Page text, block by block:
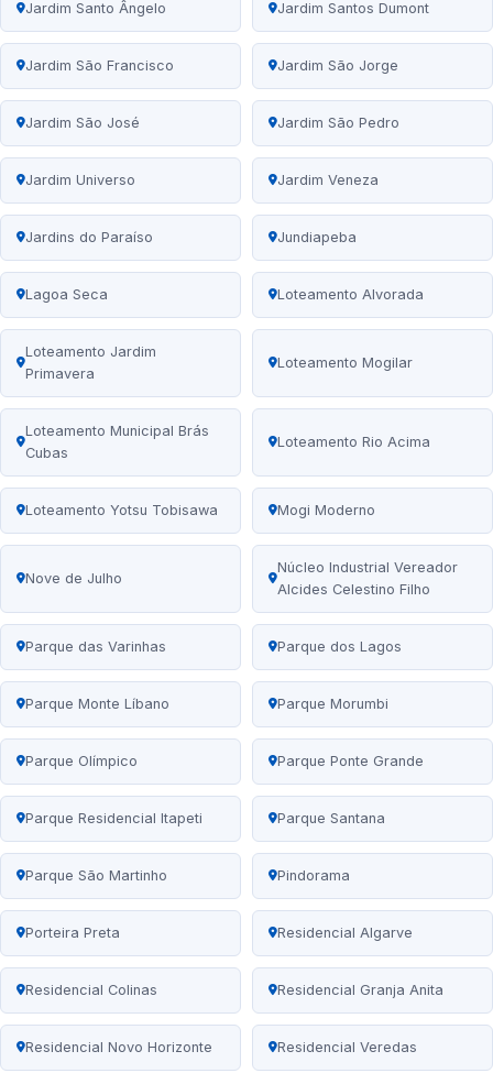
Jardim Santo Ângelo Jardim Santos Dumont
Jardim São Francisco Jardim São Jorge
Jardim São José Jardim São Pedro
Jardim Universo Jardim Veneza
Jardins do Paraíso Jundiapeba
Lagoa Seca Loteamento Alvorada
Loteamento Jardim
Primavera
Loteamento Mogilar
Loteamento Municipal Brás
Cubas
Loteamento Rio Acima
Loteamento Yotsu Tobisawa Mogi Moderno
Nove de Julho
Núcleo Industrial Vereador
Alcides Celestino Filho
Parque das Varinhas Parque dos Lagos
Parque Monte Líbano Parque Morumbi
Parque Olímpico Parque Ponte Grande
Parque Residencial Itapeti Parque Santana
Parque São Martinho Pindorama
Porteira Preta Residencial Algarve
Residencial Colinas Residencial Granja Anita
Residencial Novo Horizonte Residencial Veredas